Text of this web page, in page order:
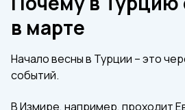
в марте
Начало весны в Турции – это
событий.
В Измире, например, проходит